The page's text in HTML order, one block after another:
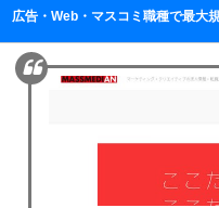
広告・Web・マスコミ職種で最大